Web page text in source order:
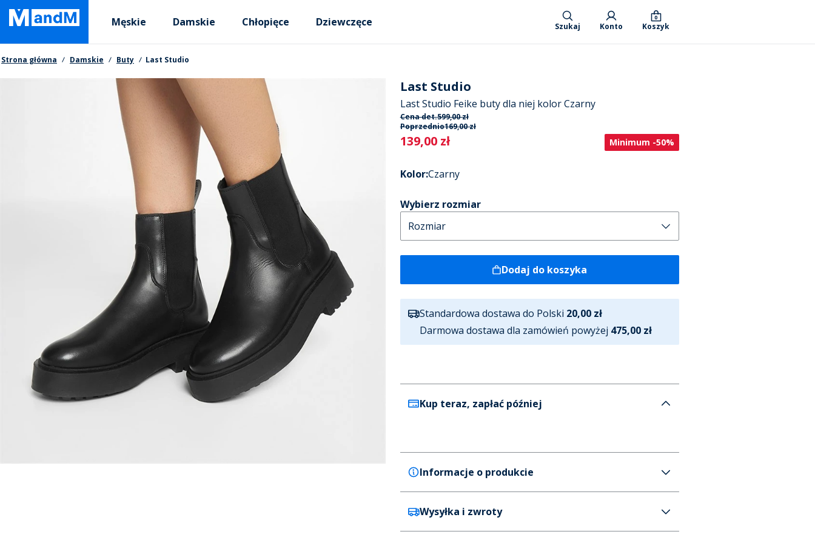
Skip
main
content
Primary departments
Męskie Damskie Chłopięce Dziewczęce Szukaj Konto Koszyk
0
Nawigacja okruszkowa
Strona główna Damskie Buty Last Studio
Last Studio
Last Studio Feike buty dla niej kolor Czarny
Cena det.599,00 zł
Poprzednio169,00 zł
Current
139,00 zł Minimum -50%
Kolor:Czarny
Wybierz rozmiar
Dodaj do koszyka
Standardowa dostawa do Polski 20,00 zł
Darmowa dostawa dla zamówień powyżej 475,00 zł
Kup teraz, zapłać później
Informacje o produkcie
Last Studio
Last Studio Feike buty dla niej kolor Czarny
Wysyłka i zwroty